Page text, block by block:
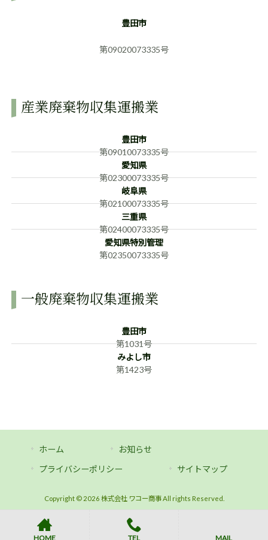
豊田市
第09020073335号
産業廃棄物収集運搬業
豊田市
第09010073335号
愛知県
第02300073335号
岐阜県
第02100073335号
三重県
第02400073335号
愛知県特別管理
第02350073335号
一般廃棄物収集運搬業
豊田市
第1031号
みよし市
第1423号
ホーム
お知らせ
プライバシーポリシー
サイトマップ
Copyright © 2026 株式会社 ワコー商事 All rights Reserved.
HOME TEL MAIL